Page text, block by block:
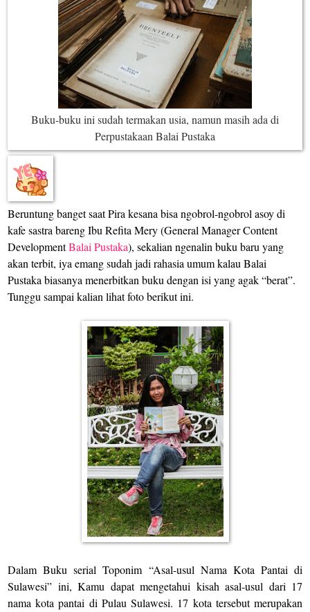
Buku-buku ini sudah termakan usia, namun masih ada di
Perpustakaan Balai Pustaka
Beruntung banget saat Pira kesana bisa ngobrol-ngobrol asoy di
kafe sastra bareng Ibu Refita Mery (General Manager Content
DevelopmentBalai Pustaka), sekalian ngenalin buku baru yang
akan terbit, iya emang sudah jadi rahasia umum kalau Balai
Pustaka biasanya menerbitkan buku dengan isi yang agak “berat”.
Tunggu sampai kalian lihat foto berikut ini.
Dalam Buku serial Toponim “Asal-usul Nama Kota Pantai di
Sulawesi” ini, Kamu dapat mengetahui kisah asal-usul dari 17
nama kota pantai di Pulau Sulawesi. 17 kota tersebut merupakan